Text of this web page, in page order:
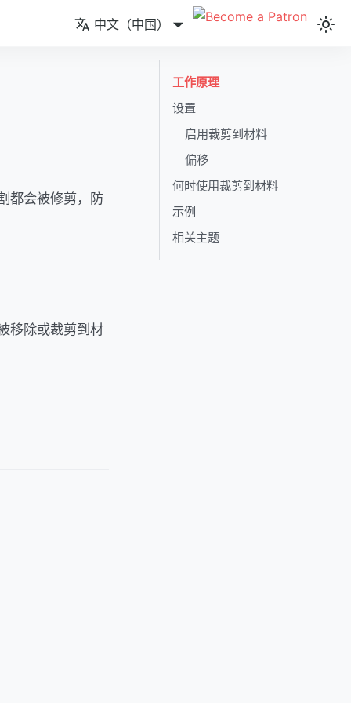
中文（中国）
都会被修剪，防
移除或裁剪到材
工作原理
设置
启用裁剪到材料
偏移
何时使用裁剪到材料
示例
相关主题